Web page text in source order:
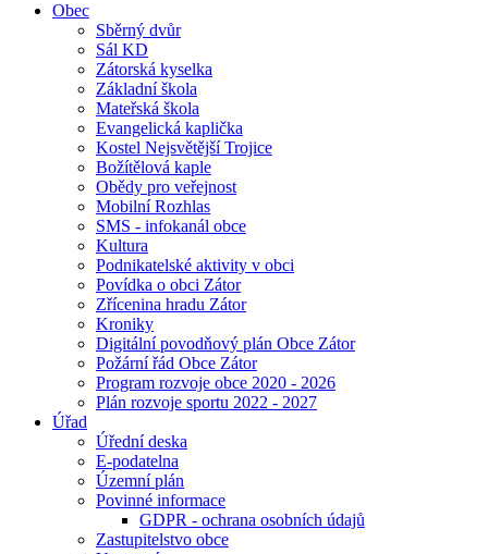
Obec
Sběrný dvůr
Sál KD
Zátorská kyselka
Základní škola
Mateřská škola
Evangelická kaplička
Kostel Nejsvětější Trojice
Božítělová kaple
Obědy pro veřejnost
Mobilní Rozhlas
SMS - infokanál obce
Kultura
Podnikatelské aktivity v obci
Povídka o obci Zátor
Zřícenina hradu Zátor
Kroniky
Digitální povodňový plán Obce Zátor
Požární řád Obce Zátor
Program rozvoje obce 2020 - 2026
Plán rozvoje sportu 2022 - 2027
Úřad
Úřední deska
E-podatelna
Územní plán
Povinné informace
GDPR - ochrana osobních údajů
Zastupitelstvo obce